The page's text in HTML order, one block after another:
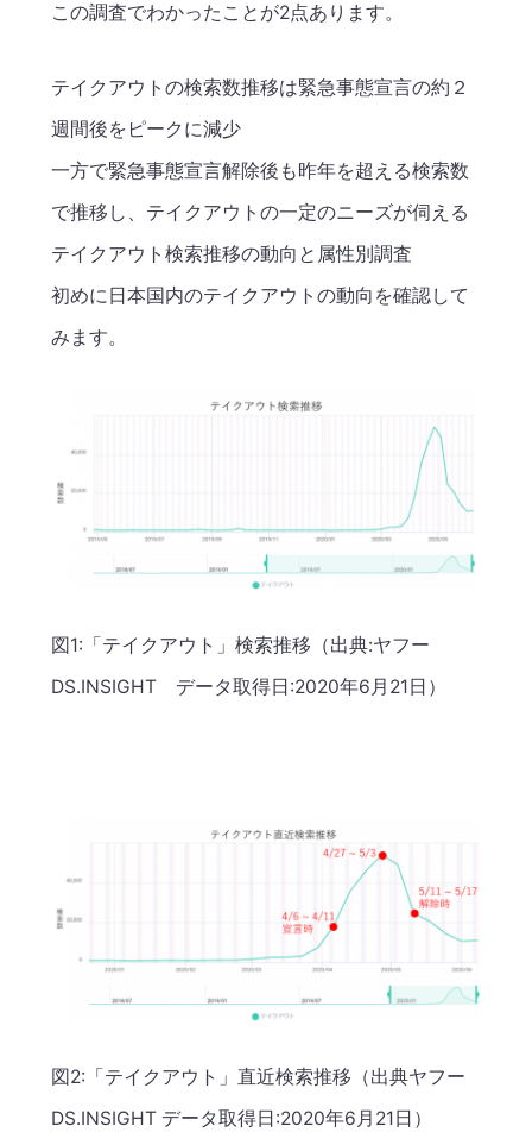
この調査でわかったことが2点あります。
テイクアウトの検索数推移は緊急事態宣言の約２
週間後をピークに減少
一方で緊急事態宣言解除後も昨年を超える検索数
で推移し、テイクアウトの一定のニーズが伺える
テイクアウト検索推移の動向と属性別調査
初めに日本国内のテイクアウトの動向を確認して
みます。
図1:「テイクアウト」検索推移（出典:ヤフー
DS.INSIGHT データ取得日:2020年6月21日）
図2:「テイクアウト」直近検索推移（出典ヤフー
DS.INSIGHT データ取得日:2020年6月21日）